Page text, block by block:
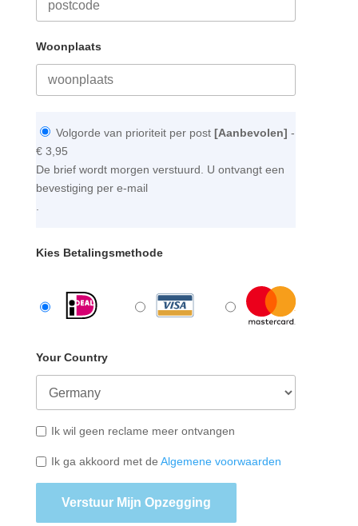
Woonplaats
Volgorde van prioriteit per post [Aanbevolen] -
€ 3,95
De brief wordt morgen verstuurd. U ontvangt een
bevestiging per e-mail
.
Kies Betalingsmethode
Your Country
Ik wil geen reclame meer ontvangen
Ik ga akkoord met de Algemene voorwaarden
Verstuur Mijn Opzegging